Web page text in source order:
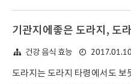
기관지에좋은 도라지, 도
건강 음식 효능 2017.01.10
도라지는 도라지 타령에서도 보